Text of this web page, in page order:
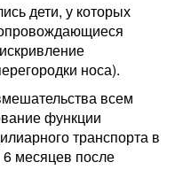
дети, у которых
носа).
всем
функции
транспорта в
месяцев после